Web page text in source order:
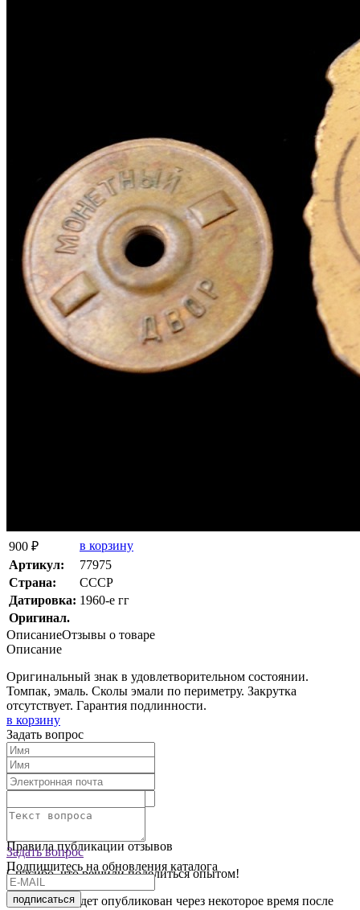
900 ₽
в корзину
Артикул:
77975
Страна:
СССР
Датировка: 1960-е гг
Оригинал.
ОписаниеОтзывы о товаре
Описание
Оригинальный знак в удовлетворительном состоянии.
Томпак, эмаль. Сколы эмали по периметру. Закрутка
отсутствует. Гарантия подлинности.
в корзину
Текст отзыва:
Правила публикации отзывов
Спасибо, что решили поделиться опытом!
Ваш отзыв будет опубликован через некоторое время после
Задать вопрос
Задать вопрос
Подпишитесь на обновления каталога
подписаться